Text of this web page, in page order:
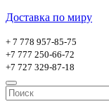
Доставка по миру
+ 7 778 957-85-75
+7 777 250-66-72
+7 727 329-87-18